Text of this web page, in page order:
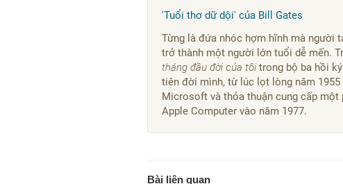
'Tuổi thơ dữ dội' của Bill Gates
Từng là đứa nhóc hợm hĩnh mà người
trở thành một người lớn tuổi dễ mến.
tháng đầu đời của tôi trong bộ ba hồi
tiên đời mình, từ lúc lọt lòng năm
Microsoft và thỏa thuận cung cấp một
Apple Computer vào năm 1977.
Bài liên quan